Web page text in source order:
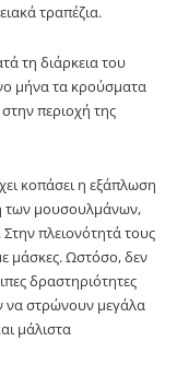
τραπέζια.
τη διάρκεια του
μήνα τα κρούσματα
περιοχή της
κοπάσει η εξάπλωση
των μουσουλμάνων,
πλειονότητά τους
μάσκες. Ωστόσο, δεν
δραστηριότητες
να στρώνουν μεγάλα
μάλιστα